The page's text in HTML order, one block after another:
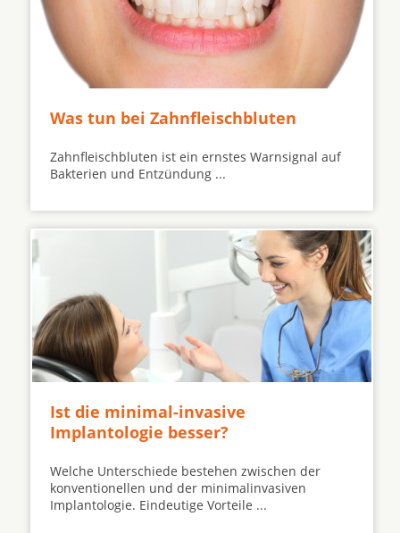
Was tun bei Zahnfleischbluten
Zahnfleischbluten ist ein ernstes Warnsignal auf
Bakterien und Entzündung ...
Ist die minimal-invasive
Implantologie besser?
Welche Unterschiede bestehen zwischen der
konventionellen und der minimalinvasiven
Implantologie. Eindeutige Vorteile ...